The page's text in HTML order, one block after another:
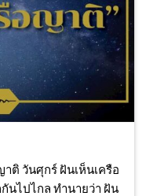
ติ วันศุกร์ ฝันเห็นเครือ
นไปไกล ทำนายว่า ฝัน